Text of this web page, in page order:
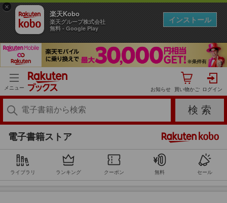
×
楽天Kobo
楽天グループ株式会社
無料 - Google Play
インストール
メニュー お知らせ
電子書籍ストア
ライブラリ ランキング クーポン 無料 セール
コミック
小説・エッセイ
ビジネス
BL・TL